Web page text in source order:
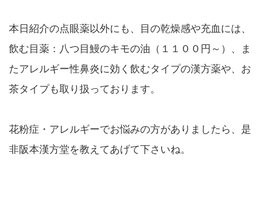
本日紹介の点眼薬以外にも、目の乾燥感や充血には、
飲む目薬：八つ目鰻のキモの油（１１００円～）、ま
たアレルギー性鼻炎に効く飲むタイプの漢方薬や、お
茶タイプも取り扱っております。
花粉症・アレルギーでお悩みの方がありましたら、是
非阪本漢方堂を教えてあげて下さいね。